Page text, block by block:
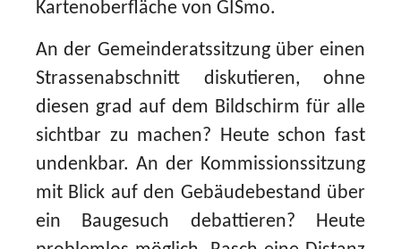
Kartenoberfläche von GISmo.
An der Gemeinderatssitzung über einen
Strassenabschnitt diskutieren, ohne
diesen grad auf dem Bildschirm für alle
sichtbar zu machen? Heute schon fast
undenkbar. An der Kommissionssitzung
mit Blick auf den Gebäudebestand über
ein Baugesuch debattieren? Heute